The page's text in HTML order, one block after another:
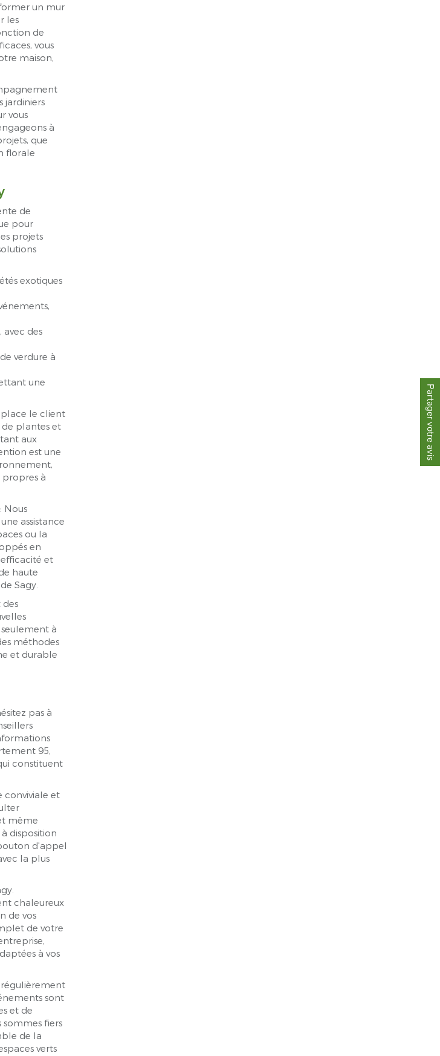
Partager votre avis
un mur
les
de
vous
maison,
jardiniers
vous
à
que
florale
de
pour
projets
exotiques
des
verdure à
une
le client
de plantes et
aux
est une
propres à
. Nous
assistance
ou la
en
efficacité et
haute
Sagy.
des
à
méthodes
et durable
pas à
95,
constituent
conviviale et
même
disposition
d'appel
la plus
chaleureux
de vos
de votre
à vos
sont
et de
sommes fiers
de la
verts